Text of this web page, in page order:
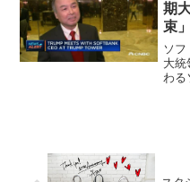
期
束」
ソ
大
わる
目
メ